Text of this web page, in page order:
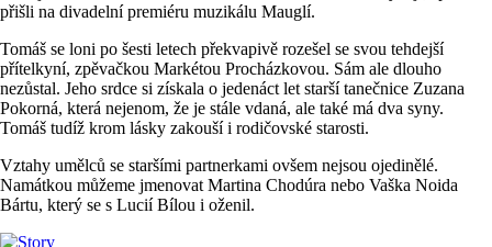
přišli na divadelní premiéru muzikálu Mauglí.
Tomáš se loni po šesti letech překvapivě rozešel se svou tehdejší
přítelkyní, zpěvačkou Markétou Procházkovou. Sám ale dlouho
nezůstal. Jeho srdce si získala o jedenáct let starší tanečnice Zuzana
Pokorná, která nejenom, že je stále vdaná, ale také má dva syny.
Tomáš tudíž krom lásky zakouší i rodičovské starosti.
Vztahy umělců se staršími partnerkami ovšem nejsou ojedinělé.
Namátkou můžeme jmenovat Martina Chodúra nebo Vaška Noida
Bártu, který se s Lucií Bílou i oženil.